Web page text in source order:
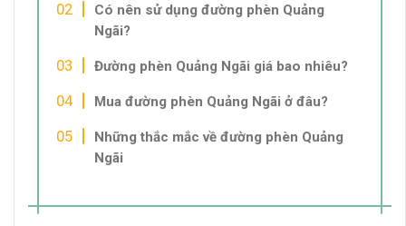
Có nên sử dụng đường phèn Quảng
Ngãi?
Đường phèn Quảng Ngãi giá bao nhiêu?
Mua đường phèn Quảng Ngãi ở đâu?
Những thắc mắc về đường phèn Quảng
Ngãi